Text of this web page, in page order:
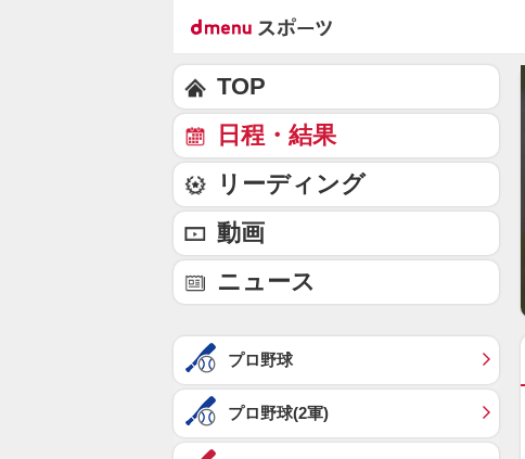
TOP
日程・結果
リーディング
動画
ニュース
プロ野球
プロ野球(2軍)